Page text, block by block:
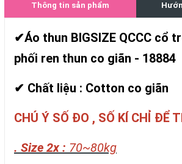
Thông tin sản phẩm
✔Áo thun BIGSIZE QCCC cổ
phối ren thun co giãn - 18884
✔ Chất liệu : Cotton co giãn
CHÚ Ý SỐ ĐO , SỐ KÍ CHỈ ĐỂ
. Size 2x : 70~80kg